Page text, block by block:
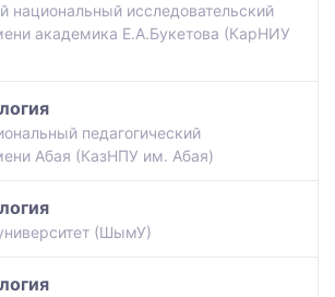
национальный исследовательский
академика Е.А.Букетова (КарНИУ
педагогический
Абая (КазНПУ им. Абая)
(ШымУ)